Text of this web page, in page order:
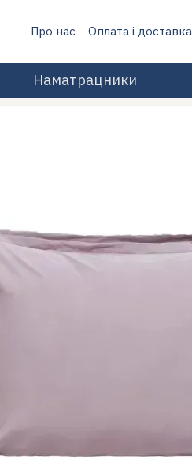
Про нас Оплата і доставка
Наматрацники